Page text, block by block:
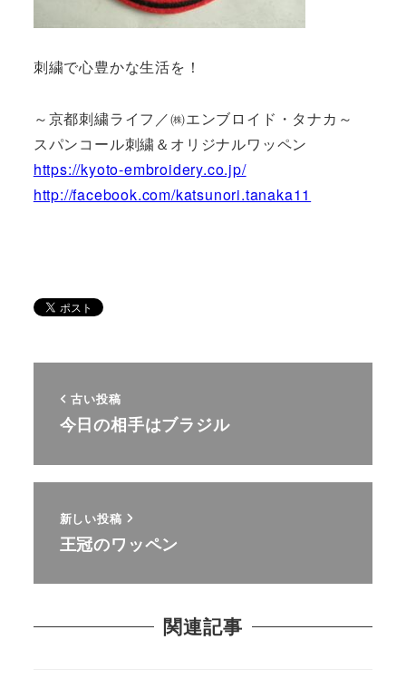
刺繍で心豊かな生活を！
～京都刺繍ライフ／㈱エンブロイド・タナカ～
スパンコール刺繍＆オリジナルワッペン
https://kyoto-embroidery.co.jp/
http://facebook.com/katsunori.tanaka11
古い投稿
今日の相手はブラジル
新しい投稿
王冠のワッペン
関連記事